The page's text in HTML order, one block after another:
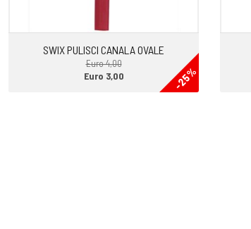
SWIX PULISCI CANALA OVALE
Euro 4,00
-25%
Euro 3,00